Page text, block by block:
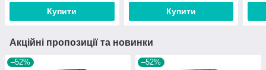
Купити Купити
Акційні пропозиції та новинки
–52% –52%